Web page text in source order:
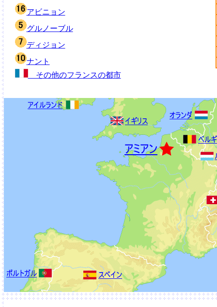
アビニョン
グルノーブル
ディジョン
ナント
その他のフランスの都市